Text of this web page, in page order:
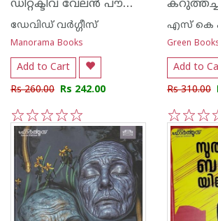
ഡിറ്റക്ടിവ് വേലൻ പൗലോസ്
ഡേവിഡ് വര്‍ഗ്ഗീസ്
Manorama Books
Add to Cart
Rs 260.00 Rs 242.00
5
4
3
2
1
എസ് കെ
Green
Add to
Rs 310.00
4
3
2
1